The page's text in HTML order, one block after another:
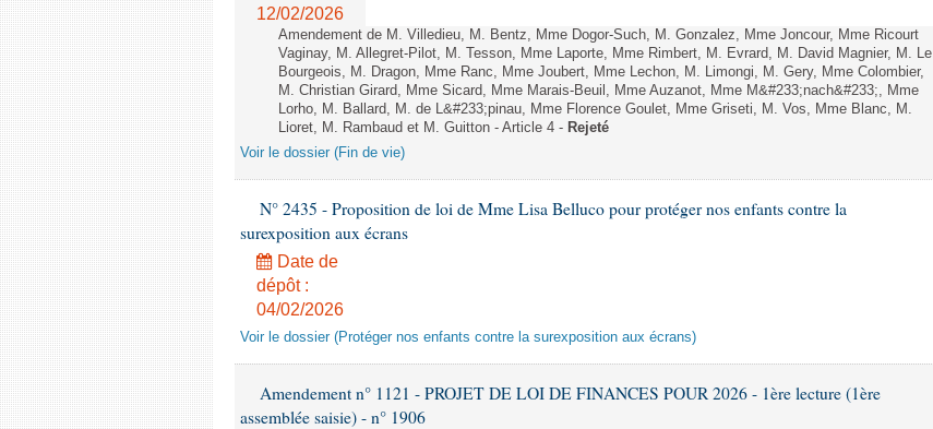
12/02/2026
Amendement de M. Villedieu, M. Bentz, Mme Dogor-Such, M. Gonzalez, Mme Joncour, Mme Ricourt
Vaginay, M. Allegret-Pilot, M. Tesson, Mme Laporte, Mme Rimbert, M. Evrard, M. David Magnier, M. Le
Bourgeois, M. Dragon, Mme Ranc, Mme Joubert, Mme Lechon, M. Limongi, M. Gery, Mme Colombier,
M. Christian Girard, Mme Sicard, Mme Marais-Beuil, Mme Auzanot, Mme M&#233;nach&#233;, Mme
Lorho, M. Ballard, M. de L&#233;pinau, Mme Florence Goulet, Mme Griseti, M. Vos, Mme Blanc, M.
Lioret, M. Rambaud et M. Guitton - Article 4 - Rejeté
Voir le dossier (Fin de vie)
N° 2435 - Proposition de loi de Mme Lisa Belluco pour protéger nos enfants contre la
surexposition aux écrans
Date de
dépôt :
04/02/2026
Voir le dossier (Protéger nos enfants contre la surexposition aux écrans)
Amendement n° 1121 - PROJET DE LOI DE FINANCES POUR 2026 - 1ère lecture (1ère
assemblée saisie) - n° 1906